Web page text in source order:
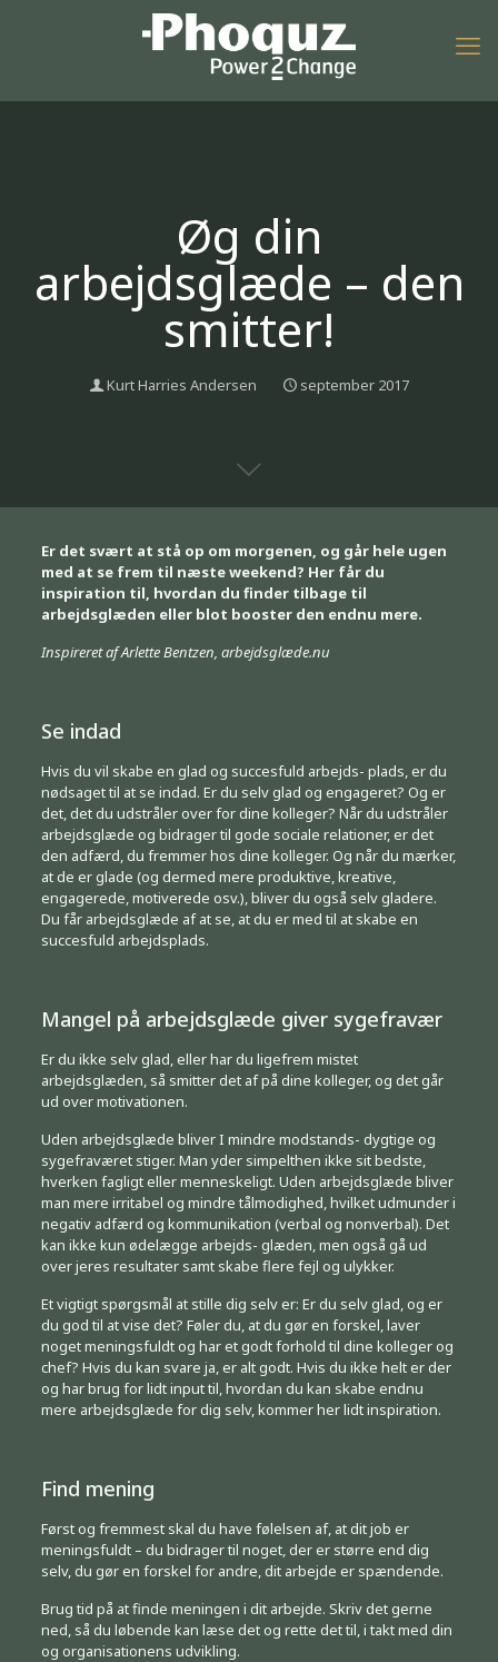
Øg din
arbejdsglæde – den
smitter!
Kurt Harries Andersen september 2017
Er det svært at stå op om morgenen, og går hele ugen
med at se frem til næste weekend? Her får du
inspiration til, hvordan du finder tilbage til
arbejdsglæden eller blot booster den endnu mere.
Inspireret af Arlette Bentzen, arbejdsglæde.nu
Se indad
Hvis du vil skabe en glad og succesfuld arbejds- plads, er du
nødsaget til at se indad. Er du selv glad og engageret? Og er
det, det du udstråler over for dine kolleger? Når du udstråler
arbejdsglæde og bidrager til gode sociale relationer, er det
den adfærd, du fremmer hos dine kolleger. Og når du mærker,
at de er glade (og dermed mere produktive, kreative,
engagerede, motiverede osv.), bliver du også selv gladere.
Du får arbejdsglæde af at se, at du er med til at skabe en
succesfuld arbejdsplads.
Mangel på arbejdsglæde giver sygefravær
Er du ikke selv glad, eller har du ligefrem mistet
arbejdsglæden, så smitter det af på dine kolleger, og det går
ud over motivationen.
Uden arbejdsglæde bliver I mindre modstands- dygtige og
sygefraværet stiger. Man yder simpelthen ikke sit bedste,
hverken fagligt eller menneskeligt. Uden arbejdsglæde bliver
man mere irritabel og mindre tålmodighed, hvilket udmunder i
negativ adfærd og kommunikation (verbal og nonverbal). Det
kan ikke kun ødelægge arbejds- glæden, men også gå ud
over jeres resultater samt skabe flere fejl og ulykker.
Et vigtigt spørgsmål at stille dig selv er: Er du selv glad, og er
du god til at vise det? Føler du, at du gør en forskel, laver
noget meningsfuldt og har et godt forhold til dine kolleger og
chef? Hvis du kan svare ja, er alt godt. Hvis du ikke helt er der
og har brug for lidt input til, hvordan du kan skabe endnu
mere arbejdsglæde for dig selv, kommer her lidt inspiration.
Find mening
Først og fremmest skal du have følelsen af, at dit job er
meningsfuldt – du bidrager til noget, der er større end dig
selv, du gør en forskel for andre, dit arbejde er spændende.
Brug tid på at finde meningen i dit arbejde. Skriv det gerne
ned, så du løbende kan læse det og rette det til, i takt med din
og organisationens udvikling.